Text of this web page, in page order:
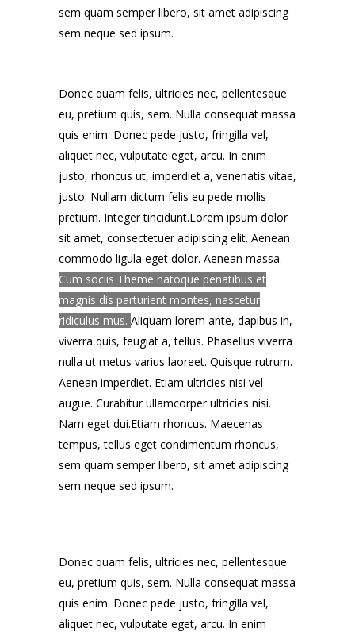
sem quam semper libero, sit amet adipiscing
sem neque sed ipsum.
Donec quam felis, ultricies nec, pellentesque
eu, pretium quis, sem. Nulla consequat massa
quis enim. Donec pede justo, fringilla vel,
aliquet nec, vulputate eget, arcu. In enim
justo, rhoncus ut, imperdiet a, venenatis vitae,
justo. Nullam dictum felis eu pede mollis
pretium. Integer tincidunt.Lorem ipsum dolor
sit amet, consectetuer adipiscing elit. Aenean
commodo ligula eget dolor. Aenean massa.
Cum sociis Theme natoque penatibus et
magnis dis parturient montes, nascetur
ridiculus mus. Aliquam lorem ante, dapibus in,
viverra quis, feugiat a, tellus. Phasellus viverra
nulla ut metus varius laoreet. Quisque rutrum.
Aenean imperdiet. Etiam ultricies nisi vel
augue. Curabitur ullamcorper ultricies nisi.
Nam eget dui.Etiam rhoncus. Maecenas
tempus, tellus eget condimentum rhoncus,
sem quam semper libero, sit amet adipiscing
sem neque sed ipsum.
Donec quam felis, ultricies nec, pellentesque
eu, pretium quis, sem. Nulla consequat massa
quis enim. Donec pede justo, fringilla vel,
aliquet nec, vulputate eget, arcu. In enim